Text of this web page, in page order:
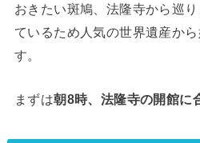
おきたい斑鳩、法隆寺から巡
ているため人気の世界遺産か
す。
まずは朝8時、法隆寺の開館に